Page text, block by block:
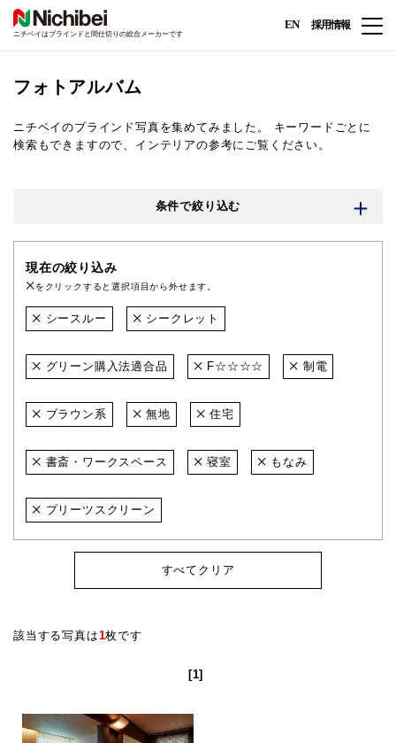
ニチベイはブラインドと間仕切りの総合メーカーです
EN 採用情報
フォトアルバム
ニチベイのブラインド写真を集めてみました。
キーワードごとに
検索もできますので、インテリアの参考にご覧ください。
条件で絞り込む
現在の絞り込み
をクリックすると選択項目から外せます。
シースルー シークレット
グリーン購入法適合品 F☆☆☆☆ 制電
ブラウン系 無地 住宅
書斎・ワークスペース 寝室 もなみ
プリーツスクリーン
すべてクリア
該当する写真は1枚です
[1]